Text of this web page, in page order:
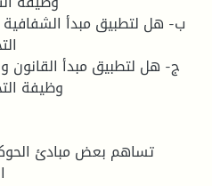
ب- هل لتطبيق مبدأ
ج- هل لتطبيق مبدأ القانون
وظيفة
تساهم بعض مبادئ